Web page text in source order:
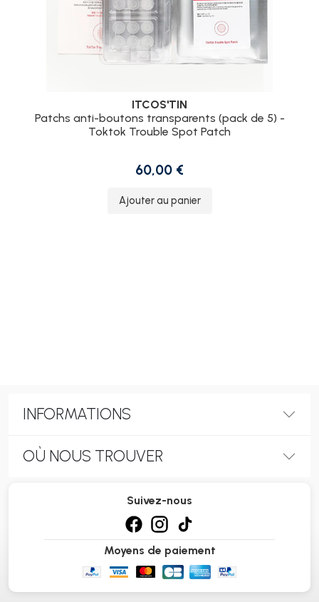
ITCOS'TIN
Patchs anti-boutons transparents (pack de 5) -
Toktok Trouble Spot Patch
60,00 €
Ajouter au panier
INFORMATIONS
OÙ NOUS TROUVER
Suivez-nous
Moyens de paiement